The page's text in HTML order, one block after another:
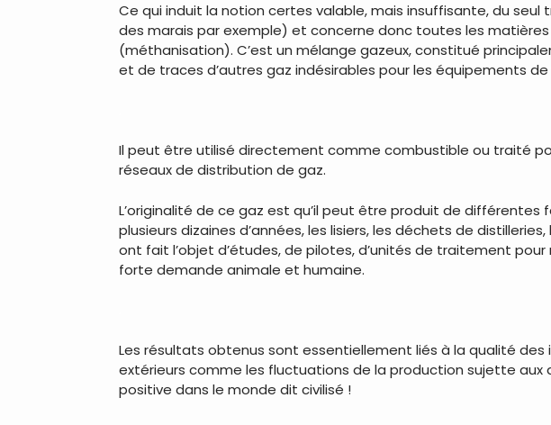
Ce qui induit la notion certes valable, mais insuffisante, du
des marais par exemple) et concerne donc toutes les
(méthanisation). C’est un mélange gazeux, constitué
et de traces d’autres gaz indésirables pour les équipements
Il peut être utilisé directement comme combustible ou traité
réseaux de distribution de gaz.
L’originalité de ce gaz est qu’il peut être produit de
plusieurs dizaines d’années, les lisiers, les déchets de
ont fait l’objet d’études, de pilotes, d’unités de traitement
forte demande animale et humaine.
Les résultats obtenus sont essentiellement liés à la qualité
extérieurs comme les fluctuations de la production sujette
positive dans le monde dit civilisé !